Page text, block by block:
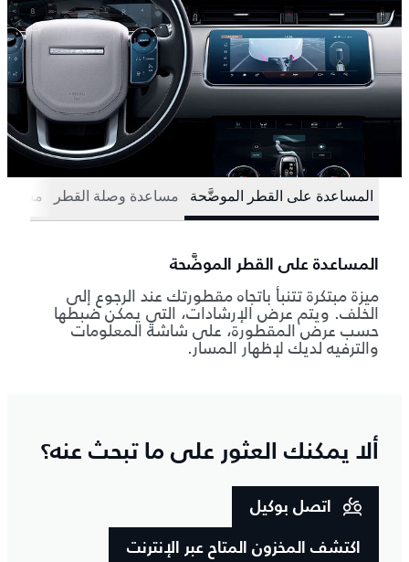
المساعدة على القطر الموضَّحة مساعدة وصلة القطر
المساعدة على القطر الموضَّحة
ميزة مبتكرة تتنبأ باتجاه مقطورتك عند الرجوع إلى
الخلف. ويتم عرض الإرشادات، التي يمكن ضبطها
حسب عرض المقطورة، على شاشة المعلومات
والترفيه لديك لإظهار المسار.
ألا يمكنك العثور على ما تبحث عنه؟
اتصل بوكيل
اكتشف المخزون المتاح عبر الإنترنت